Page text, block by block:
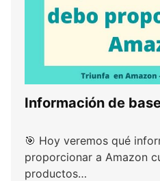
Información de
🎯 Hoy veremos qué
proporcionar a Amazon
productos…